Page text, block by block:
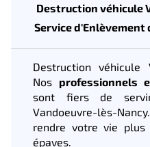
Destruction véhicule
Service d'Enlèvement
Destruction véhicule
Nos professionnels
sont fiers de
Vandoeuvre-lès-
rendre votre vie
épaves.